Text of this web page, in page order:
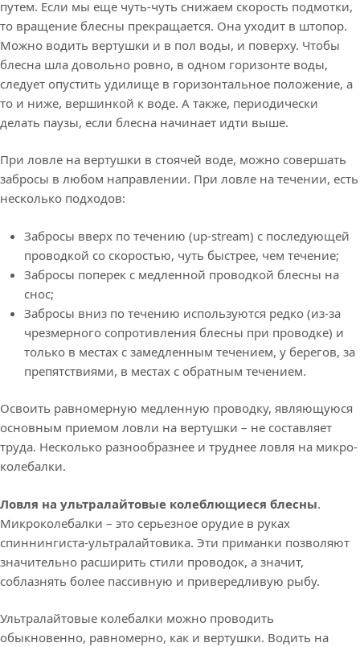
путем. Если мы еще чуть-чуть снижаем скорость подмотки,
то вращение блесны прекращается. Она уходит в штопор.
Можно водить вертушки и в пол воды, и поверху. Чтобы
блесна шла довольно ровно, в одном горизонте воды,
следует опустить удилище в горизонтальное положение, а
то и ниже, вершинкой к воде. А также, периодически
делать паузы, если блесна начинает идти выше.
При ловле на вертушки в стоячей воде, можно совершать
забросы в любом направлении. При ловле на течении, есть
несколько подходов:
Забросы вверх по течению (up-stream) с последующей
проводкой со скоростью, чуть быстрее, чем течение;
Забросы поперек с медленной проводкой блесны на
снос;
Забросы вниз по течению используются редко (из-за
чрезмерного сопротивления блесны при проводке) и
только в местах с замедленным течением, у берегов, за
препятствиями, в местах с обратным течением.
Освоить равномерную медленную проводку, являющуюся
основным приемом ловли на вертушки – не составляет
труда. Несколько разнообразнее и труднее ловля на микро-
колебалки.
Ловля на ультралайтовые колеблющиеся блесны.
Микроколебалки – это серьезное орудие в руках
спиннингиста-ультралайтовика. Эти приманки позволяют
значительно расширить стили проводок, а значит,
соблазнять более пассивную и привередливую рыбу.
Ультралайтовые колебалки можно проводить
обыкновенно, равномерно, как и вертушки. Водить на